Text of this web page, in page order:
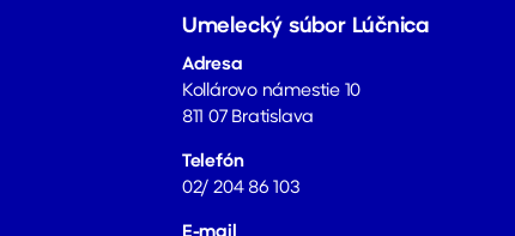
Umelecký súbor Lúčnica
Adresa
Kollárovo námestie 10
811 07 Bratislava
Telefón
02/ 204 86 103